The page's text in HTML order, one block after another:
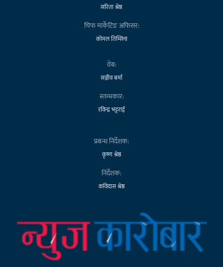
सरिता श्रेष्ठ
चिफ मार्केटिङ अफिसर:
कोमल तिम्सिना
वेब:
सञ्जीव बर्मा
स्तम्भकार:
रविन्द्र भट्टराई
प्रबन्ध निर्देशक:
कृष्ण श्रेष्ठ
निर्देशक:
कविदास श्रेष्ठ